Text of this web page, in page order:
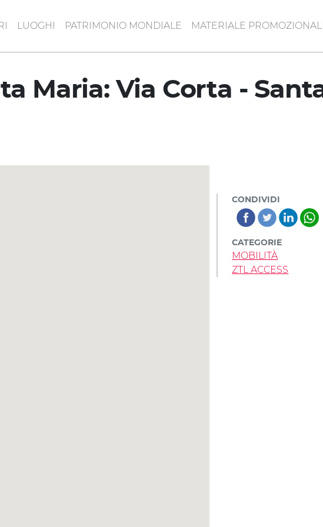
LUOGHI PATRIMONIO MONDIALE MATERIALE
Maria: Via Corta -
CONDIVIDI
CATEGORIE
MOBILITÀ
ZTL ACCESS